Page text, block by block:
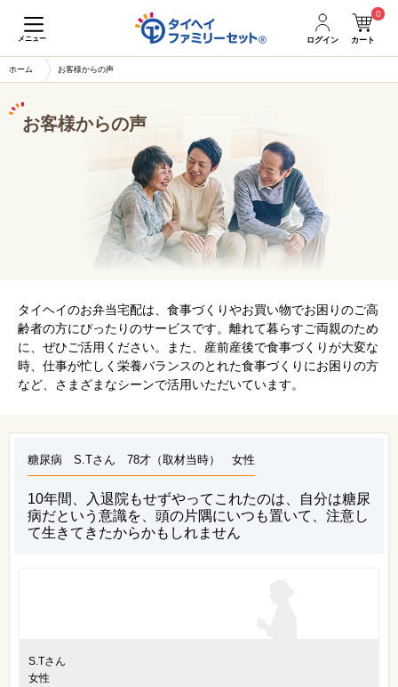
メニュー ログイン カート
0
ホーム お客様からの声
お客様からの声
タイヘイのお弁当宅配は、食事づくりやお買い物でお困りのご高
齢者の方にぴったりのサービスです。離れて暮らすご両親のため
に、ぜひご活用ください。また、産前産後で食事づくりが大変な
時、仕事が忙しく栄養バランスのとれた食事づくりにお困りの方
など、さまざまなシーンで活用いただいています。
糖尿病 S.Tさん 78才（取材当時） 女性
10年間、入退院もせずやってこれたのは、自分は糖尿
病だという意識を、頭の片隅にいつも置いて、注意し
て生きてきたからかもしれません
S.Tさん
女性